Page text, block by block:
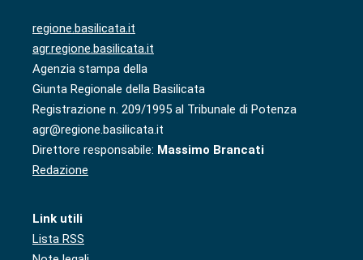
regione.basilicata.it
agr.regione.basilicata.it
Agenzia stampa della
Giunta Regionale della Basilicata
Registrazione n. 209/1995 al Tribunale di Potenza
agr@regione.basilicata.it
Direttore responsabile: Massimo Brancati
Redazione
Link utili
Lista RSS